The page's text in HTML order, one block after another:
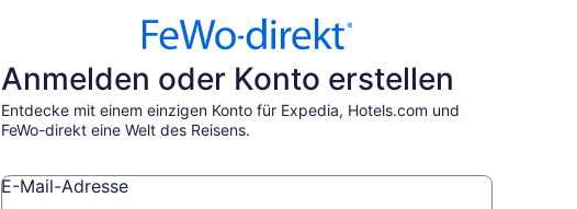
Anmelden oder Konto erstellen
Entdecke mit einem einzigen Konto für Expedia, Hotels.com und
FeWo-direkt eine Welt des Reisens.
E-Mail-Adresse